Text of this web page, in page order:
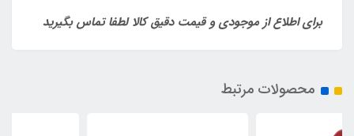
برای اطلاع از موجودی و قیمت دقیق کالا لطفا تماس بگیرید
محصولات مرتبط